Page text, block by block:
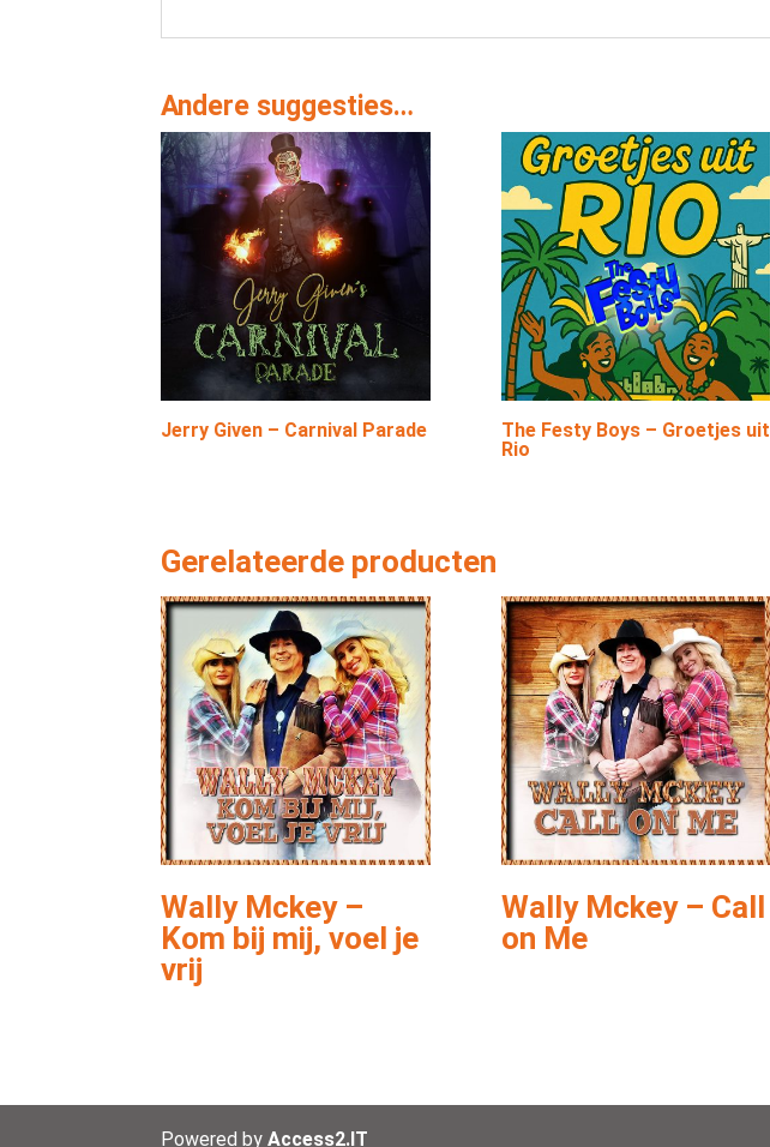
Andere suggesties…
Jerry Given – Carnival Parade
The Festy Boys – Groetjes uit
Rio
Gerelateerde producten
Wally Mckey –
Kom bij mij, voel je
vrij
Wally Mckey – Call
on Me
Powered byAccess2.IT